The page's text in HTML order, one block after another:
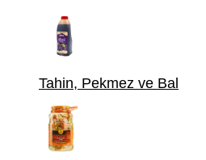
Tahin, Pekmez ve Bal